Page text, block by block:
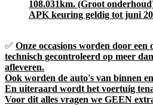
108.031km. (Groot
APK keuring geldig tot juni
✅ Onze occasions worden door
technisch gecontroleerd op meer
afleveren.
Ook worden de auto's van binnen
En uiteraard wordt het voertuig
Voor dit alles vragen we GEEN